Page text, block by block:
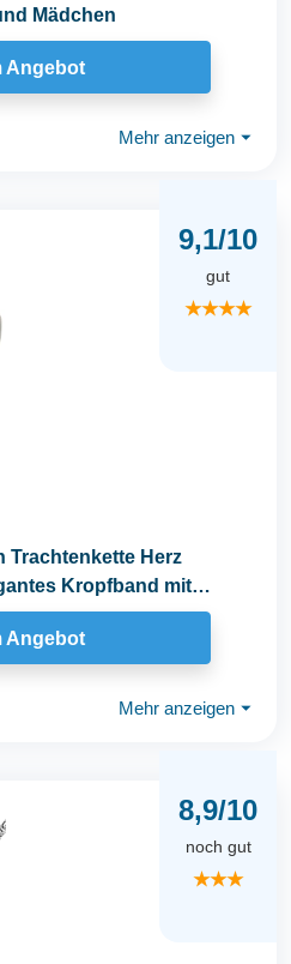
Mädchen
Angebot
Mehr anzeigen ⏷
9,1/10
gut
★★★★
Trachtenkette Herz
Kropfband mit
Angebot
Mehr anzeigen ⏷
8,9/10
noch gut
★★★